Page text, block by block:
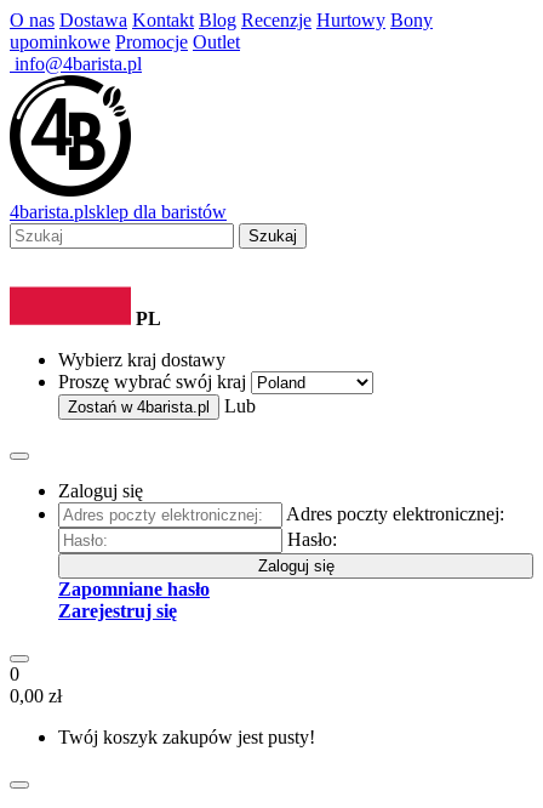
O nas Dostawa Kontakt Blog Recenzje Hurtowy Bony
upominkowe Promocje Outlet
info@4barista.pl
4barista.plsklep dla baristów
Szukaj
PL
Wybierz kraj dostawy
Proszę wybrać swój kraj
Zostań w 4barista.pl Lub
Zaloguj się
Adres poczty elektronicznej:
Hasło:
Zaloguj się
Zapomniane hasło
Zarejestruj się
0
0,00 zł
Twój koszyk zakupów jest pusty!